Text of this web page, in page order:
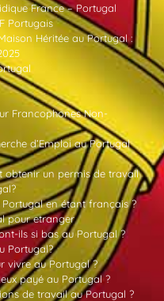
France – Portugal
Portugais
Héritée au Portugal :
Francophones Non-
d’Emploi au Portugal
obtenir un permis de travail
en étant français ?
pour etranger
ils si bas au Portugal ?
Portugal?
vivre au Portugal ?
payé au Portugal ?
de travail au Portugal ?